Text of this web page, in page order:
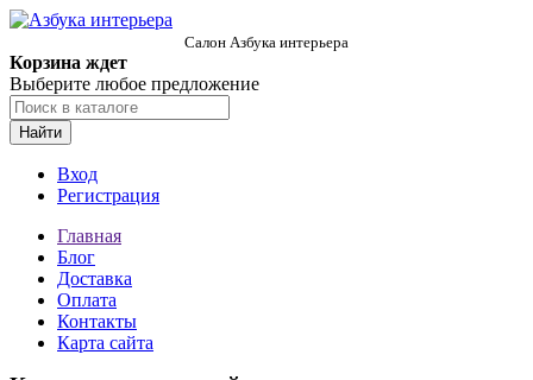
Салон Азбука интерьера
Корзина ждет
Выберите любое предложение
Найти
Вход
Регистрация
Главная
Блог
Доставка
Оплата
Контакты
Карта сайта